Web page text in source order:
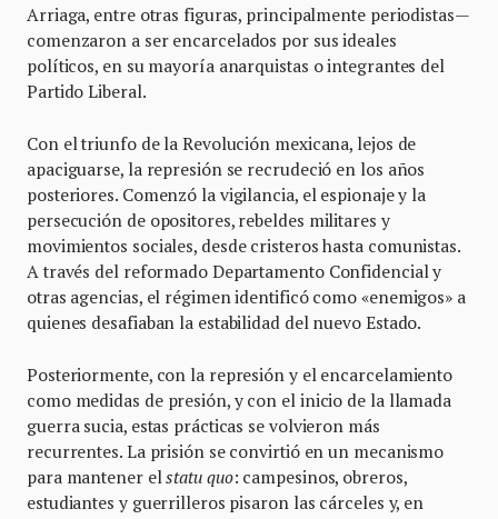
Arriaga, entre otras figuras, principalmente periodistas—
comenzaron a ser encarcelados por sus ideales
políticos, en su mayoría anarquistas o integrantes del
Partido Liberal.
Con el triunfo de la Revolución mexicana, lejos de
apaciguarse, la represión se recrudeció en los años
posteriores. Comenzó la vigilancia, el espionaje y la
persecución de opositores, rebeldes militares y
movimientos sociales, desde cristeros hasta comunistas.
A través del reformado Departamento Confidencial y
otras agencias, el régimen identificó como «enemigos» a
quienes desafiaban la estabilidad del nuevo Estado.
Posteriormente, con la represión y el encarcelamiento
como medidas de presión, y con el inicio de la llamada
guerra sucia, estas prácticas se volvieron más
recurrentes. La prisión se convirtió en un mecanismo
para mantener elstatu quo: campesinos, obreros,
estudiantes y guerrilleros pisaron las cárceles y, en